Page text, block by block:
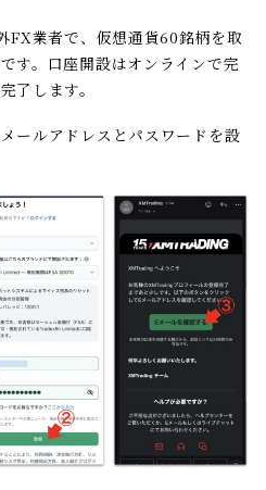
FX業者で、仮想通貨60銘柄を取
す。口座開設はオンラインで完
了します。
ールアドレスとパスワードを設